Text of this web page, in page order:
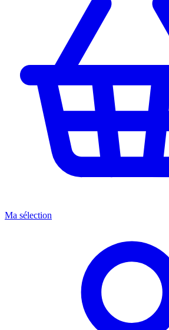
Ma sélection